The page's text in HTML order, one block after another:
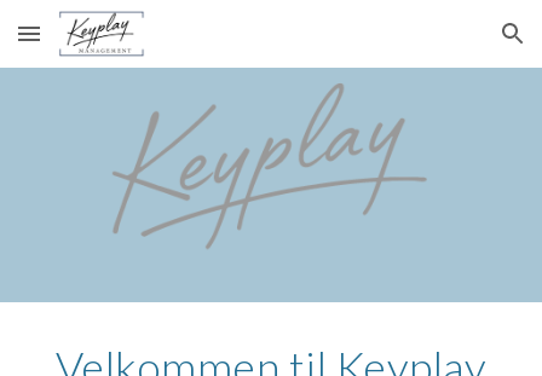
Skip to main content Skip to navigation